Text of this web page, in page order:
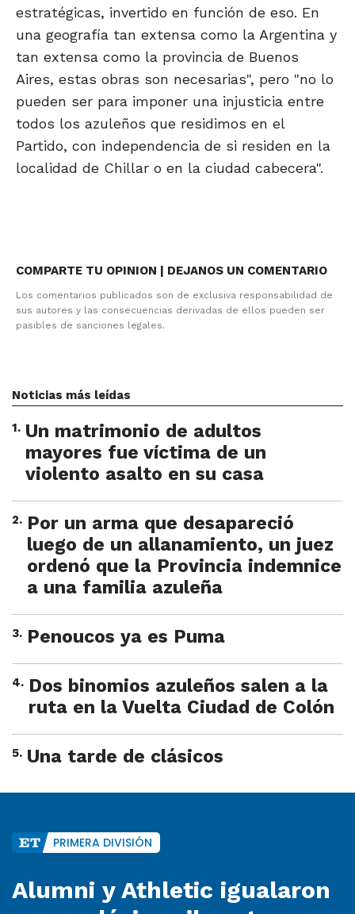
estratégicas, invertido en función de eso. En
una geografía tan extensa como la Argentina y
tan extensa como la provincia de Buenos
Aires, estas obras son necesarias", pero "no lo
pueden ser para imponer una injusticia entre
todos los azuleños que residimos en el
Partido, con independencia de si residen en la
localidad de Chillar o en la ciudad cabecera".
COMPARTE TU OPINION | DEJANOS UN COMENTARIO
Los comentarios publicados son de exclusiva responsabilidad de
sus autores y las consecuencias derivadas de ellos pueden ser
pasibles de sanciones legales.
Noticias más leídas
1. Un matrimonio de adultos
mayores fue víctima de un
violento asalto en su casa
2. Por un arma que desapareció
luego de un allanamiento, un juez
ordenó que la Provincia indemnice
a una familia azuleña
3. Penoucos ya es Puma
4. Dos binomios azuleños salen a la
ruta en la Vuelta Ciudad de Colón
5. Una tarde de clásicos
PRIMERA DIVISIÓN
Alumni y Athletic igualaron